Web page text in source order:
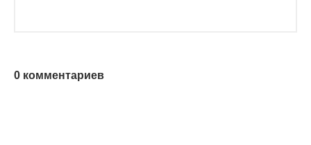
0 комментариев